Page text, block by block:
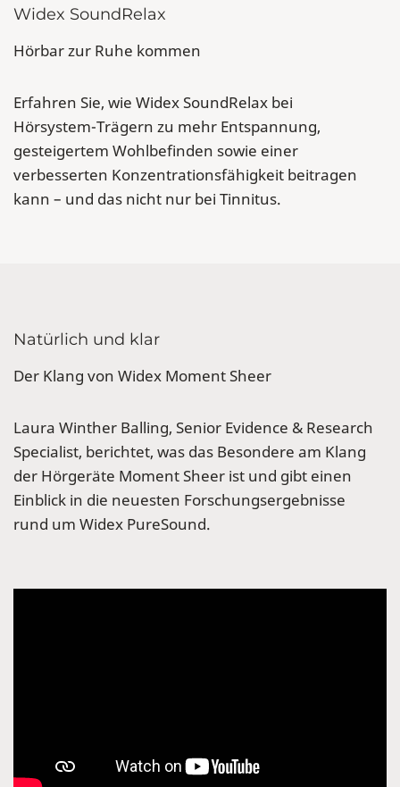
Widex SoundRelax
Hörbar zur Ruhe kommen
Erfahren Sie, wie Widex SoundRelax bei
Hörsystem-Trägern zu mehr Entspannung,
gesteigertem Wohlbefinden sowie einer
verbesserten Konzentrationsfähigkeit beitragen
kann – und das nicht nur bei Tinnitus.
Natürlich und klar
Der Klang von Widex Moment Sheer
Laura Winther Balling, Senior Evidence & Research
Specialist, berichtet, was das Besondere am Klang
der Hörgeräte Moment Sheer ist und gibt einen
Einblick in die neuesten Forschungsergebnisse
rund um Widex PureSound.